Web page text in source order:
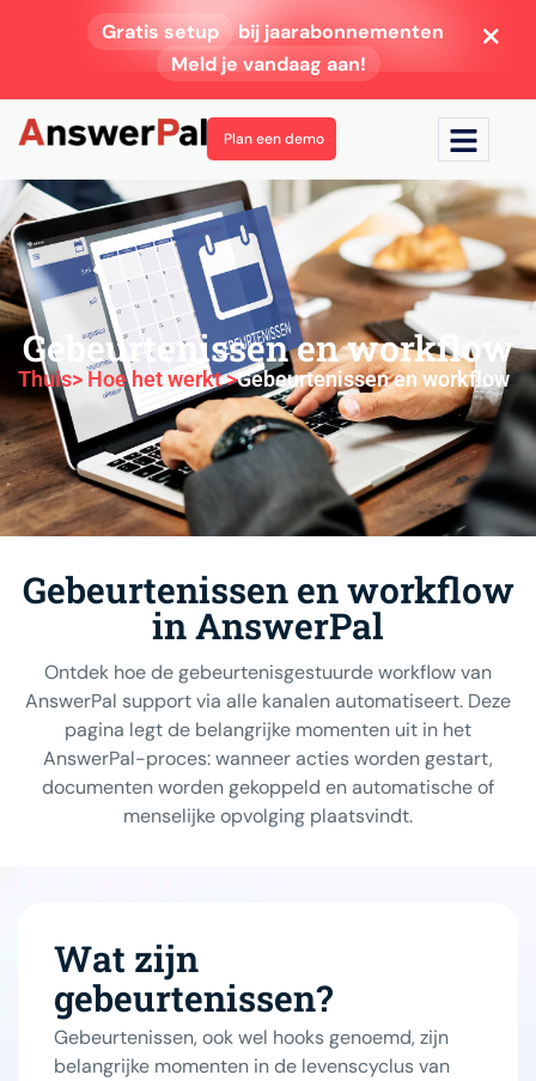
Gratis setup bij jaarabonnementen
Meld je vandaag aan!
Plan een demo
Gebeurtenissen en workflow
Thuis> Hoe het werkt >Gebeurtenissen en workflow
Gebeurtenissen en workflow
in AnswerPal
Ontdek hoe de gebeurtenisgestuurde workflow van
AnswerPal support via alle kanalen automatiseert. Deze
pagina legt de belangrijke momenten uit in het
AnswerPal-proces: wanneer acties worden gestart,
documenten worden gekoppeld en automatische of
menselijke opvolging plaatsvindt.
Wat zijn
gebeurtenissen?
Gebeurtenissen, ook wel hooks genoemd, zijn
belangrijke momenten in de levenscyclus van